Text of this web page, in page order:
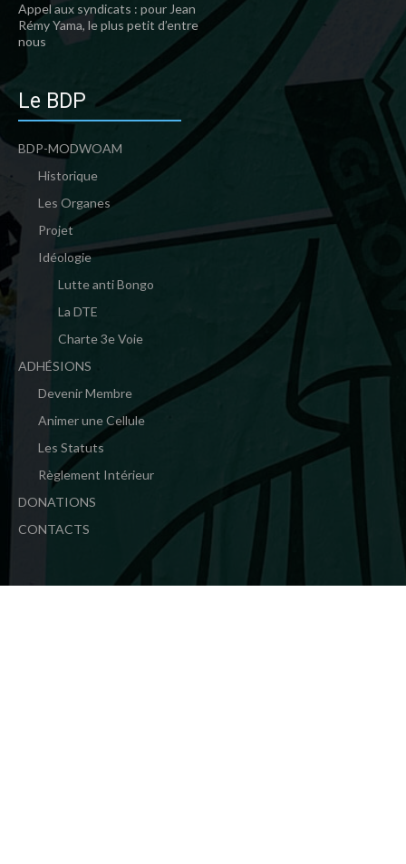
Appel aux syndicats : pour Jean
Rémy Yama, le plus petit d’entre
nous
Le BDP
BDP-MODWOAM
Historique
Les Organes
Projet
Idéologie
Lutte anti Bongo
La DTE
Charte 3e Voie
ADHÉSIONS
Devenir Membre
Animer une Cellule
Les Statuts
Règlement Intérieur
DONATIONS
CONTACTS